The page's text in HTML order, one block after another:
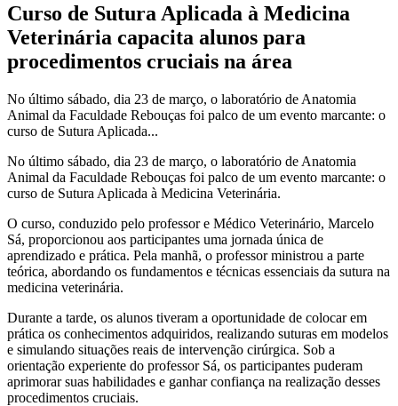
Curso de Sutura Aplicada à Medicina
Veterinária capacita alunos para
procedimentos cruciais na área
No último sábado, dia 23 de março, o laboratório de Anatomia
Animal da Faculdade Rebouças foi palco de um evento marcante: o
curso de Sutura Aplicada...
No último sábado, dia 23 de março, o laboratório de Anatomia
Animal da Faculdade Rebouças foi palco de um evento marcante: o
curso de Sutura Aplicada à Medicina Veterinária.
O curso, conduzido pelo professor e Médico Veterinário, Marcelo
Sá, proporcionou aos participantes uma jornada única de
aprendizado e prática. Pela manhã, o professor ministrou a parte
teórica, abordando os fundamentos e técnicas essenciais da sutura na
medicina veterinária.
Durante a tarde, os alunos tiveram a oportunidade de colocar em
prática os conhecimentos adquiridos, realizando suturas em modelos
e simulando situações reais de intervenção cirúrgica. Sob a
orientação experiente do professor Sá, os participantes puderam
aprimorar suas habilidades e ganhar confiança na realização desses
procedimentos cruciais.